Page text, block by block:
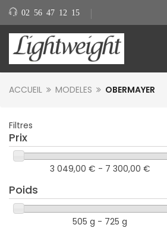
02 56 47 12 15
ACCUEIL MODELES OBERMAYER
Filtres
Prix
3 049,00 € - 7 300,00 €
Poids
505 g - 725 g